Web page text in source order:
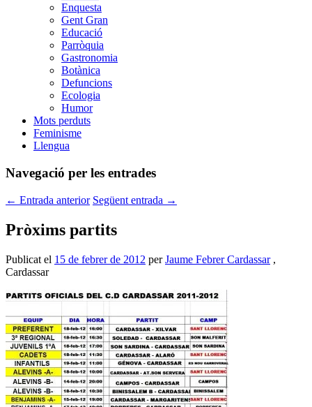
Enquesta
Gent Gran
Educació
Parròquia
Gastronomia
Botànica
Defuncions
Ecologia
Humor
Mots perduts
Feminisme
Llengua
Navegació per les entrades
← Entrada anterior Següent entrada →
Pròxims partits
Publicat el 15 de febrer de 2012 perJaume Febrer Cardassar ,
Cardassar